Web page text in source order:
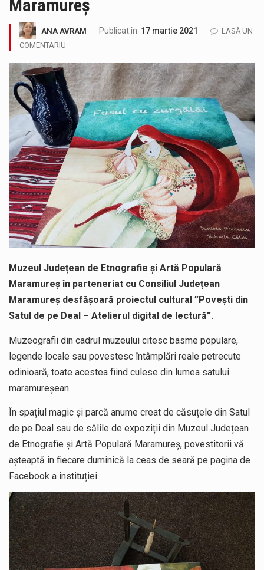
COD GALBEN. Interval de valabilitate: 07 august, ora 12.00 – 07 august, ora 23.00 / Fenomene vizate: instabilitate atmosferică, intensificări…
Proiectul de lege privind Strategia națională pentru conservarea biodiversității a fost din nou dezbătut ieri și în final adoptat de…
Pe scurt. Statuia lui PINTEA VITEAZU din fața Jandarmeriei Maramures a ajuns să fie zilele acestea mărul discordiei între administrații.…
Noile statii de călători, achizitionate la preț de garsonieră per bucată, dezamăgesc total cetățenii care folosesc mijloacele de transport în…
Maramureș
ANA AVRAM Publicat în: 17 martie 2021
LASĂ UN
COMENTARIU
Muzeul Județean de Etnografie și Artă Populară
Maramureș în parteneriat cu Consiliul Județean
Maramureș desfășoară proiectul cultural ”Povești din
Satul de pe Deal – Atelierul digital de lectură”.
Muzeografii din cadrul muzeului citesc basme populare,
legende locale sau povestesc întâmplări reale petrecute
odinioară, toate acestea fiind culese din lumea satului
maramureșean.
În spațiul magic și parcă anume creat de căsuțele din Satul
de pe Deal sau de sălile de expoziții din Muzeul Județean
de Etnografie și Artă Populară Maramureș, povestitorii vă
așteaptă în fiecare duminică la ceas de seară pe pagina de
Facebook a instituției.